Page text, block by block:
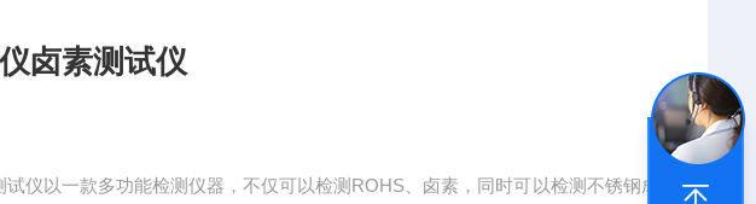
卤素测试仪
仪以一款多功能检测仪器，不仅可以检测ROHS、卤素，同时可以检测不锈钢成